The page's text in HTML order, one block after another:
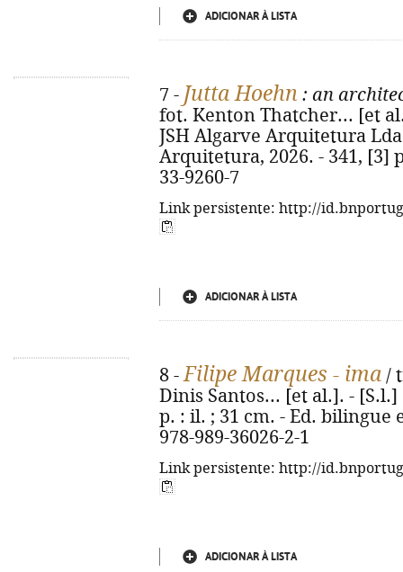
ADICIONAR À LISTA
7 - Jutta Hoehn : an
fot. Kenton Thatcher... [et
JSH Algarve Arquitetura
Arquitetura, 2026. - 341, [3]
33-9260-7
Link persistente: http://
ADICIONAR À LISTA
8 -Filipe Marques - ima /
Dinis Santos... [et al.]. - [S.l.]
p. : il. ; 31 cm. - Ed. bilingue
978-989-36026-2-1
Link persistente: http://
ADICIONAR À LISTA